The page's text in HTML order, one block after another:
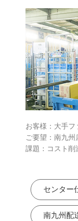
お客様：大手フ
ご要望：南九州
課題：コスト削
センター
南九州配